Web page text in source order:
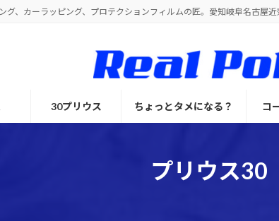
グ、カーラッピング、プロテクションフィルムの匠。愛知岐阜名古屋近
30プリウス ちょっとタメになる？ コ
プリウス